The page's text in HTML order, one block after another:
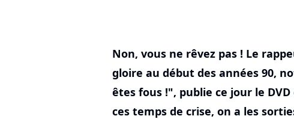
Non, vous ne rêvez pas ! Le
gloire au début des années 90,
êtes fous !", publie ce jour le
ces temps de crise, on a les